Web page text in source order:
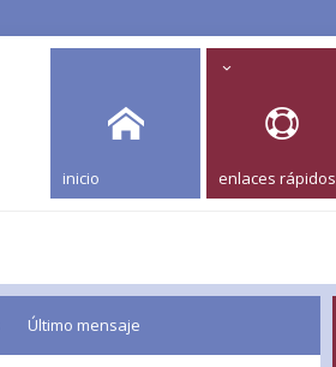
inicio enlaces rápidos
Último mensaje